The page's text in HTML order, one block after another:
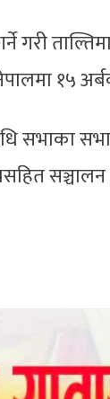
गरी
१५
सभाका